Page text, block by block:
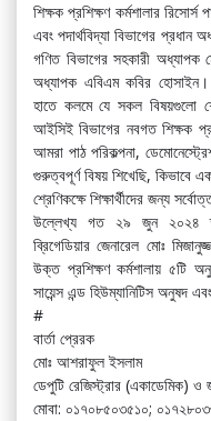
শিক্ষক প্রশিক্ষণ কর্মশালার রিসোর্স
এবং পদার্থবিদ্যা বিভাগের
গণিত বিভাগের সহকারী অধ্যাপক
অধ্যাপক এবিএম কবির হোসাইন।
হাতে কলমে যে সকল বিষয়গুলো
আইসিই বিভাগের নবগত শিক্ষক
আমরা পাঠ পরিকল্পনা,
গুরুত্বপূর্ণ বিষয় শিখেছি, কিভাবে
শ্রেণিকক্ষে শিক্ষার্থীদের জন্য
উল্লেখ্য গত ২৯ জুন ২০২৪
ব্রিগেডিয়ার জেনারেল মোঃ
উক্ত প্রশিক্ষণ কর্মশালায় ৫টি
সায়েন্স এন্ড হিউম্যানিটিস
#
বার্তা প্রেরক
মোঃ আশরাফুল ইসলাম
ডেপুটি রেজিস্ট্রার (একাডেমিক)
মোবা: ০১৭০৮৫০৩৫১০;